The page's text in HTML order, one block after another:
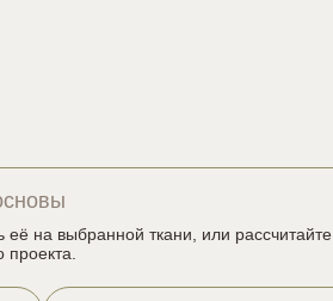
её на выбранной ткани, или рассчитайте
проекта.